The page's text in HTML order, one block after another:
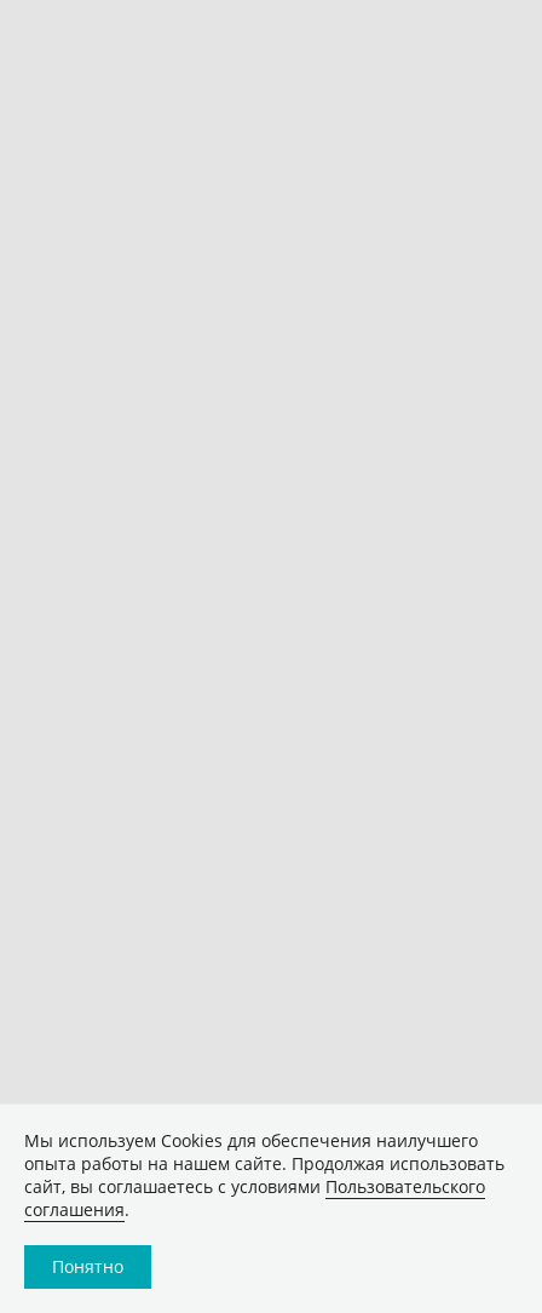
Мы используем Сookies для обеспечения наилучшего
опыта работы на нашем сайте. Продолжая использовать
сайт, вы соглашаетесь с условиями Пользовательского
соглашения.
Понятно